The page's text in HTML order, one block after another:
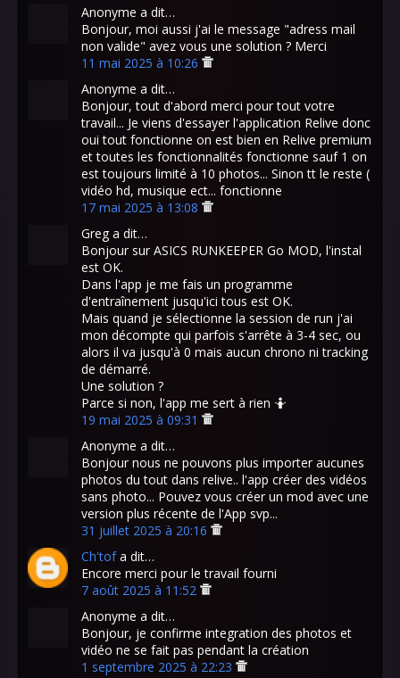
Anonyme a dit…
Bonjour, moi aussi j'ai le message "adress mail
non valide" avez vous une solution ? Merci
11 mai 2025 à 10:26
Anonyme a dit…
Bonjour, tout d'abord merci pour tout votre
travail... Je viens d'essayer l'application Relive donc
oui tout fonctionne on est bien en Relive premium
et toutes les fonctionnalités fonctionne sauf 1 on
est toujours limité à 10 photos... Sinon tt le reste (
vidéo hd, musique ect... fonctionne
17 mai 2025 à 13:08
Greg a dit…
Bonjour sur ASICS RUNKEEPER Go MOD, l'instal
est OK.
Dans l'app je me fais un programme
d'entraînement jusqu'ici tous est OK.
Mais quand je sélectionne la session de run j'ai
mon décompte qui parfois s'arrête à 3-4 sec, ou
alors il va jusqu'à 0 mais aucun chrono ni tracking
de démarré.
Une solution ?
Parce si non, l'app me sert à rien 🤷
19 mai 2025 à 09:31
Anonyme a dit…
Bonjour nous ne pouvons plus importer aucunes
photos du tout dans relive.. l'app créer des vidéos
sans photo... Pouvez vous créer un mod avec une
version plus récente de l'App svp...
31 juillet 2025 à 20:16
Ch'tofa dit…
Encore merci pour le travail fourni
7 août 2025 à 11:52
Anonyme a dit…
Bonjour, je confirme integration des photos et
vidéo ne se fait pas pendant la création
1 septembre 2025 à 22:23